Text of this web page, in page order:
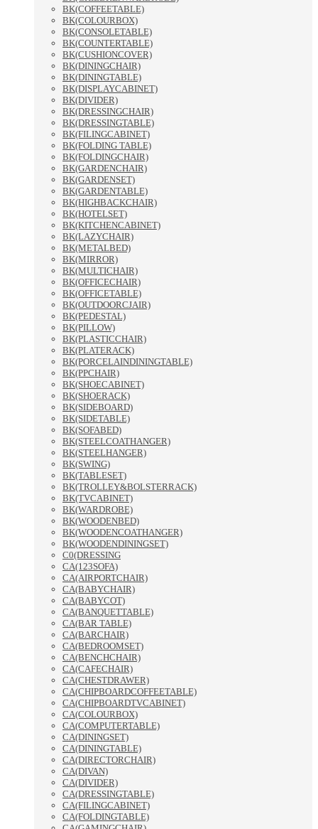
BK(COFFEETABLE)
BK(COLOURBOX)
BK(CONSOLETABLE)
BK(COUNTERTABLE)
BK(CUSHIONCOVER)
BK(DININGCHAIR)
BK(DININGTABLE)
BK(DISPLAYCABINET)
BK(DIVIDER)
BK(DRESSINGCHAIR)
BK(DRESSINGTABLE)
BK(FILINGCABINET)
BK(FOLDING TABLE)
BK(FOLDINGCHAIR)
BK(GARDENCHAIR)
BK(GARDENSET)
BK(GARDENTABLE)
BK(HIGHBACKCHAIR)
BK(HOTELSET)
BK(KITCHENCABINET)
BK(LAZYCHAIR)
BK(METALBED)
BK(MIRROR)
BK(MULTICHAIR)
BK(OFFICECHAIR)
BK(OFFICETABLE)
BK(OUTDOORCJAIR)
BK(PEDESTAL)
BK(PILLOW)
BK(PLASTICCHAIR)
BK(PLATERACK)
BK(PORCELAINDININGTABLE)
BK(PPCHAIR)
BK(SHOECABINET)
BK(SHOERACK)
BK(SIDEBOARD)
BK(SIDETABLE)
BK(SOFABED)
BK(STEELCOATHANGER)
BK(STEELHANGER)
BK(SWING)
BK(TABLESET)
BK(TROLLEY&BOLSTERRACK)
BK(TVCABINET)
BK(WARDROBE)
BK(WOODENBED)
BK(WOODENCOATHANGER)
BK(WOODENDININGSET)
C0(DRESSING
CA(123SOFA)
CA(AIRPORTCHAIR)
CA(BABYCHAIR)
CA(BABYCOT)
CA(BANQUETTABLE)
CA(BAR TABLE)
CA(BARCHAIR)
CA(BEDROOMSET)
CA(BENCHCHAIR)
CA(CAFECHAIR)
CA(CHESTDRAWER)
CA(CHIPBOARDCOFFEETABLE)
CA(CHIPBOARDTVCABINET)
CA(COLOURBOX)
CA(COMPUTERTABLE)
CA(DININGSET)
CA(DININGTABLE)
CA(DIRECTORCHAIR)
CA(DIVAN)
CA(DIVIDER)
CA(DRESSINGTABLE)
CA(FILINGCABINET)
CA(FOLDINGTABLE)